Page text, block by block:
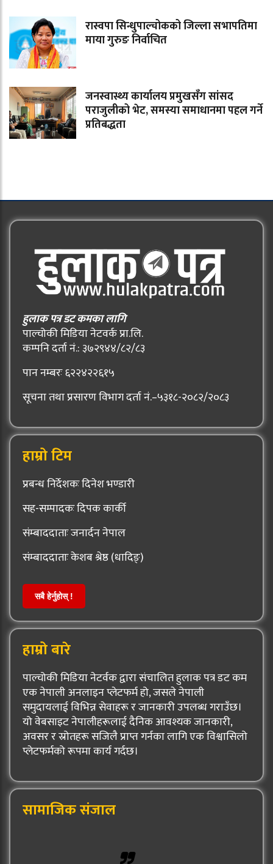
रास्वपा सिन्धुपाल्चोकको जिल्ला सभापतिमा
माया गुरुङ निर्वाचित
जनस्वास्थ्य कार्यालय प्रमुखसँग सांसद
पराजुलीको भेट, समस्या समाधानमा पहल गर्ने
प्रतिबद्धता
हुलाक पत्र डट कमका लागि
पाल्चोकी मिडिया नेटवर्क प्रा.लि.
कम्पनि दर्ता नं.: ३७२९४४/८२/८३
पान नम्बरः ६२२४२२६१५
सूचना तथा प्रसारण विभाग दर्ता नं.–५३१८-२०८२/२०८३
हाम्रो टिम
प्रबन्ध निर्देशकः दिनेश भण्डारी
सह-सम्पादकः दिपक कार्की
संम्बाददाताः जनार्दन नेपाल
संम्बाददाताः केशब श्रेष्ठ (धादिङ्)
सबै हेर्नुहोस् !
हाम्रो बारे
पाल्चोकी मिडिया नेटर्वक द्वारा संचालित हुलाक पत्र डट कम
एक नेपाली अनलाइन प्लेटफर्म हो, जसले नेपाली
समुदायलाई विभिन्न सेवाहरू र जानकारी उपलब्ध गराउँछ।
यो वेबसाइट नेपालीहरूलाई दैनिक आवश्यक जानकारी,
अवसर र स्रोतहरू सजिलै प्राप्त गर्नका लागि एक विश्वासिलो
प्लेटफर्मको रूपमा कार्य गर्दछ।
सामाजिक संजाल